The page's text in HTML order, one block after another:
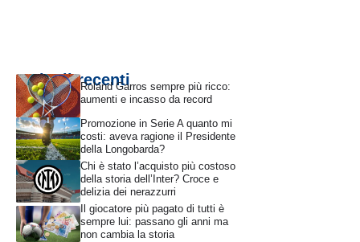
Articoli recentiRoland Garros sempre più ricco:
aumenti e incasso da record
Promozione in Serie A quanto mi
costi: aveva ragione il Presidente
della Longobarda?
Chi è stato l’acquisto più costoso
della storia dell’Inter? Croce e
delizia dei nerazzurri
Il giocatore più pagato di tutti è
sempre lui: passano gli anni ma
non cambia la storia